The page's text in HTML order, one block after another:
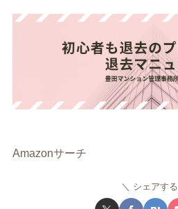
Amazonサーチ
シェアする